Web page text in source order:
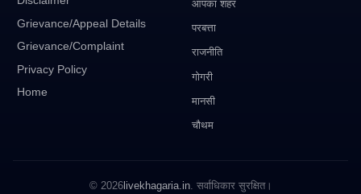
Grievance/Appeal Details
Grievance/Complaint
Privacy Policy
Home
आपका शहर
परबत्ता
राजनीति
गोगरी
मानसी
चौथम
© 2026livekhagaria.in. सर्वाधिकार सुरक्षित।